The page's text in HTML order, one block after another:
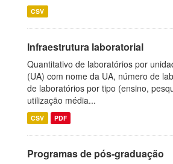
CSV
Infraestrutura laboratorial
Quantitativo de laboratórios por
(UA) com nome da UA, número de
de laboratórios por tipo (ensino,
utilização média...
CSV PDF
Programas de pós-graduação